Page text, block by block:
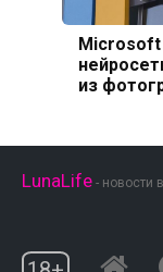
Microsoft
из
LunaLife - новости